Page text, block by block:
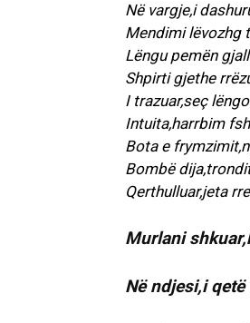
Në vargje,i
Mendimi lëvozhg
Lëngu pemën
Shpirti gjethe
I trazuar,seç
Intuita,harrbim
Bota e
Bombë
Qerthulluar,jeta
Murlani
Në ndjesi,i